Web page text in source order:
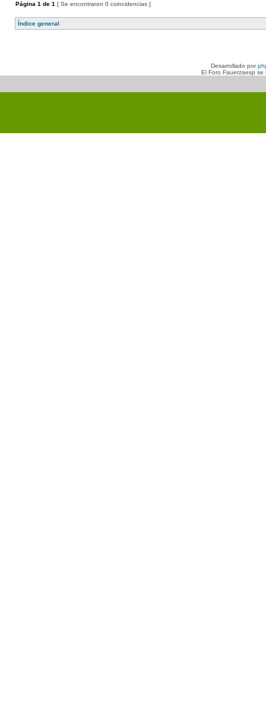
Página 1 de 1 [ Se encontraron 0 coincidencias ]
Índice general
Desarrollado por
El Foro Fauerzaesp